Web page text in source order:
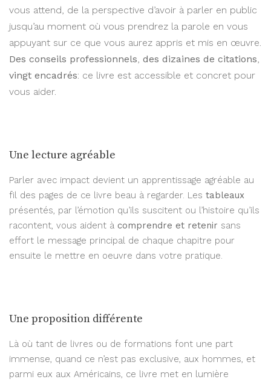
vous attend, de la perspective d’avoir à parler en public
jusqu’au moment où vous prendrez la parole en vous
appuyant sur ce que vous aurez appris et mis en œuvre.
Des conseils professionnels, des dizaines de citations,
vingt encadrés: ce livre est accessible et concret pour
vous aider.
Une lecture agréable
Parler avec impact devient un apprentissage agréable au
fil des pages de ce livre beau à regarder. Les tableaux
présentés, par l’émotion qu’ils suscitent ou l’histoire qu’ils
racontent, vous aident à comprendre et retenir sans
effort le message principal de chaque chapitre pour
ensuite le mettre en oeuvre dans votre pratique.
Une proposition différente
Là où tant de livres ou de formations font une part
immense, quand ce n’est pas exclusive, aux hommes, et
parmi eux aux Américains, ce livre met en lumière